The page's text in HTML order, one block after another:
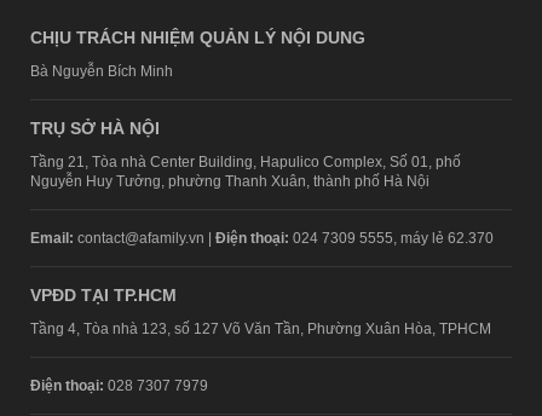
CHỊU TRÁCH NHIỆM QUẢN LÝ NỘI DUNG
Bà Nguyễn Bích Minh
TRỤ SỞ HÀ NỘI
Tầng 21, Tòa nhà Center Building, Hapulico Complex, Số 01, phố
Nguyễn Huy Tưởng, phường Thanh Xuân, thành phố Hà Nội
Email: contact@afamily.vn | Điện thoại: 024 7309 5555, máy lẻ 62.370
VPĐD TẠI TP.HCM
Tầng 4, Tòa nhà 123, số 127 Võ Văn Tần, Phường Xuân Hòa, TPHCM
Điện thoại: 028 7307 7979